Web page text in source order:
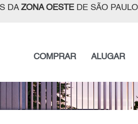
DA ZONA OESTEDE SÃO PAULO
COMPRAR ALUGAR